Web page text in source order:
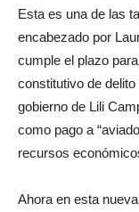
Esta es una de las
encabezado por
cumple el plazo
constitutivo de
gobierno de Lili
como pago a
recursos
Ahora en esta